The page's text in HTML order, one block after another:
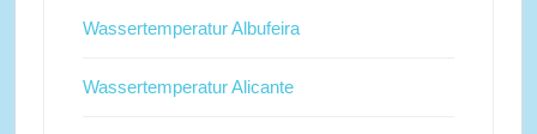
Wassertemperatur Albufeira
Wassertemperatur Alicante